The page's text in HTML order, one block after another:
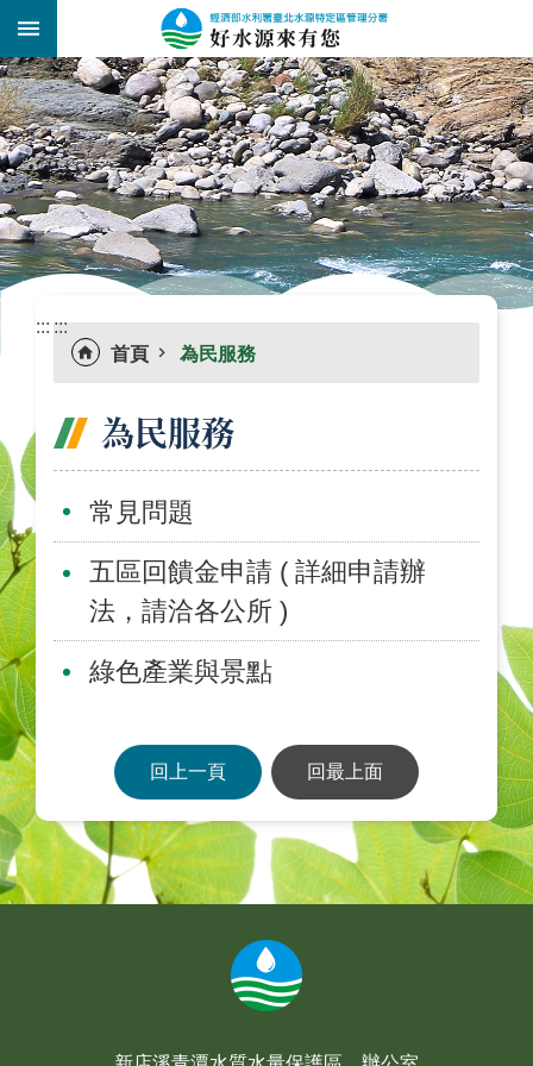
跳到主要內容區塊
::: _
::: :::
首頁
為民服務
為民服務
常見問題
五區回饋金申請 ( 詳細申請辦
法，請洽各公所 )
綠色產業與景點
回上一頁 回最上面
:::